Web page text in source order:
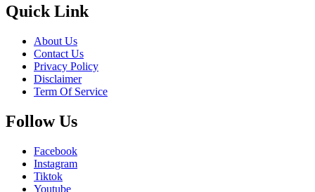
Quick Link
About Us
Contact Us
Privacy Policy
Disclaimer
Term Of Service
Follow Us
Facebook
Instagram
Tiktok
Youtube